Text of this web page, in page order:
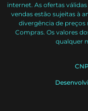
internet. As ofertas
vendas estão sujeitas à
divergência de preços
Compras. Os valores
qualquer